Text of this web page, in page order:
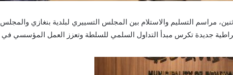
مراسم التسليم والاستلام بين المجلس التسييري لبلدية بنغازي والمجلس
جديدة تكرس مبدأ التداول السلمي للسلطة وتعزز العمل المؤسسي في